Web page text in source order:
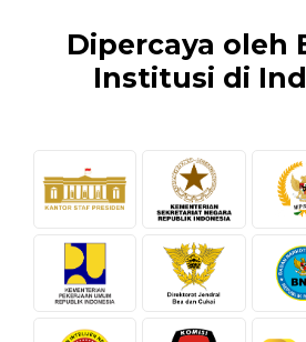
Dipercaya oleh
Institusi di